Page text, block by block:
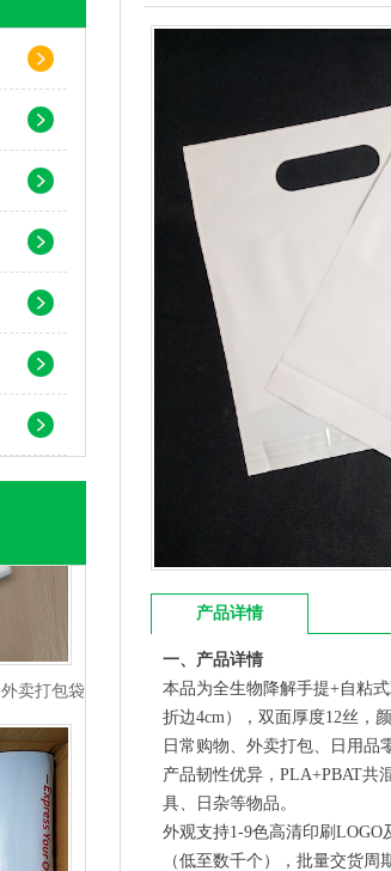
卖打包袋
产品详情
一、产品详情
本品为全生物降解手提+自粘
折边4cm），双面厚度12丝，
日常购物、外卖打包、日用品
产品韧性优异，PLA+PBAT共
具、日杂等物品。
外观支持1-9色高清印刷
（低至数千个），批量交货周